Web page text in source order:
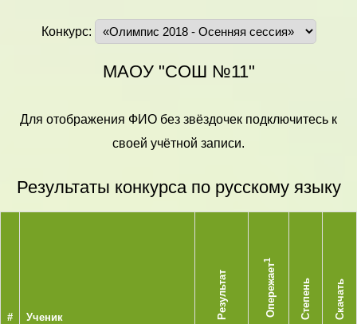
Конкурс:
МАОУ "СОШ №11"
Для отображения ФИО без звёздочек подключитесь к
своей учётной записи.
Результаты конкурса по русскому языку
# Ученик Результат Опережает
1
Степень Скачать